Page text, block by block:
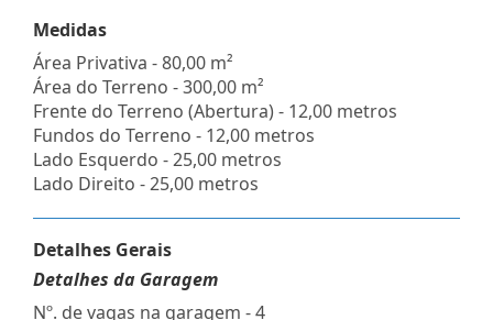
Medidas
Área Privativa - 80,00 m²
Área do Terreno - 300,00 m²
Frente do Terreno (Abertura) - 12,00 metros
Fundos do Terreno - 12,00 metros
Lado Esquerdo - 25,00 metros
Lado Direito - 25,00 metros
Detalhes Gerais
Detalhes da Garagem
Nº. de vagas na garagem - 4